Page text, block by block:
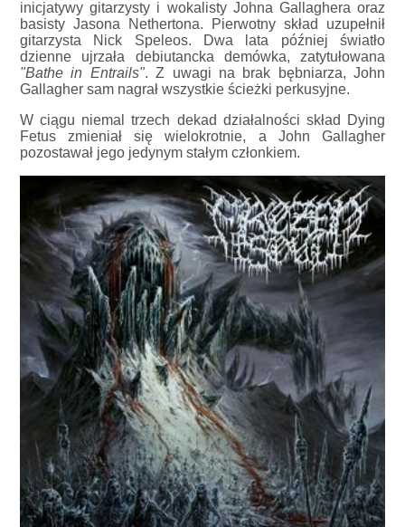
inicjatywy gitarzysty i wokalisty Johna Gallaghera oraz
basisty Jasona Nethertona. Pierwotny skład uzupełnił
gitarzysta Nick Speleos. Dwa lata później światło
dzienne ujrzała debiutancka demówka, zatytułowana
"Bathe in Entrails". Z uwagi na brak bębniarza, John
Gallagher sam nagrał wszystkie ścieżki perkusyjne.
W ciągu niemal trzech dekad działalności skład Dying
Fetus zmieniał się wielokrotnie, a John Gallagher
pozostawał jego jedynym stałym członkiem.